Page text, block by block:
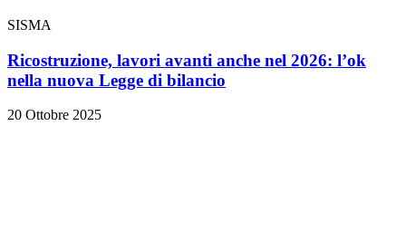
SISMA
Ricostruzione, lavori avanti anche nel 2026: l’ok
nella nuova Legge di bilancio
20 Ottobre 2025